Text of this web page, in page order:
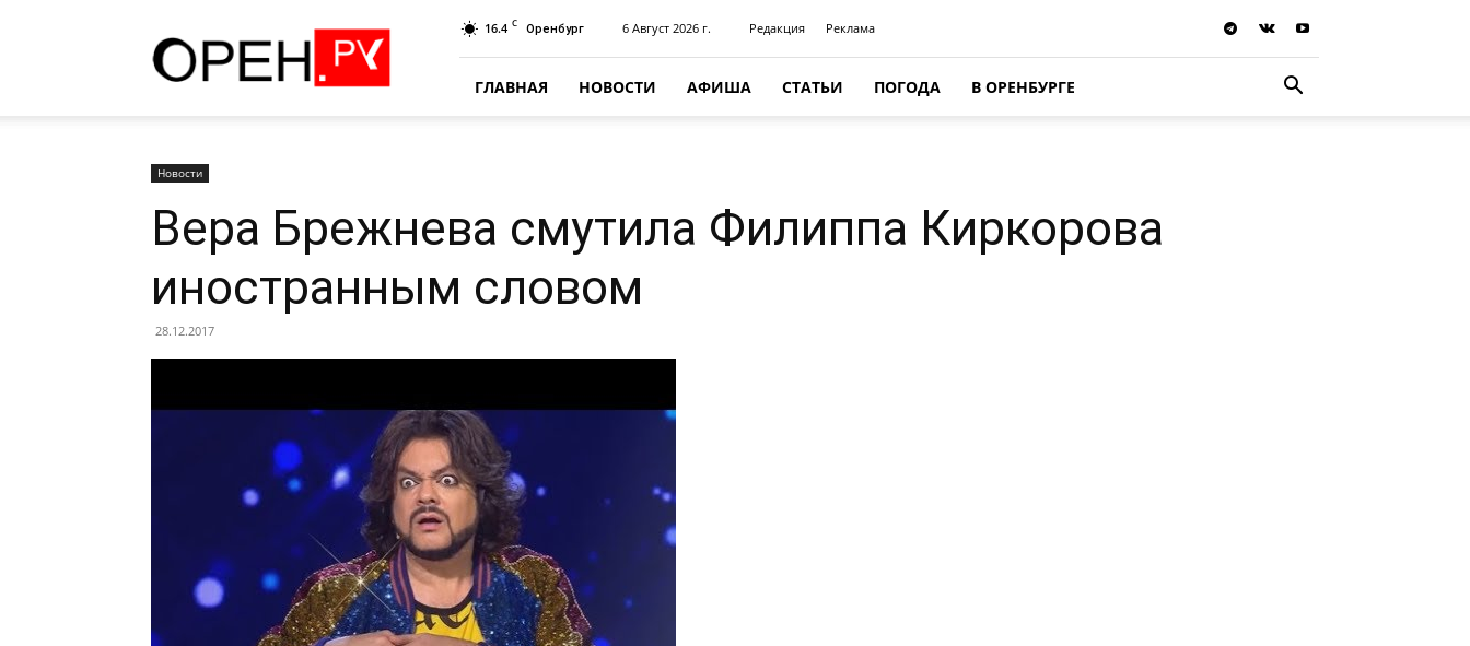
16.4 C Оренбург 6 Август 2026 г. Редакция Реклама
ГЛАВНАЯ НОВОСТИ АФИША СТАТЬИ ПОГОДА В ОРЕНБУРГЕ
Новости
Вера Брежнева смутила Филиппа Киркорова
иностранным словом
28.12.2017